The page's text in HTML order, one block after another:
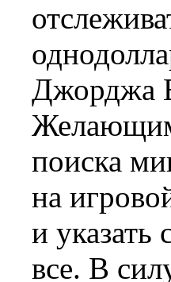
Джорджа
Желающим
поиска
на
и указать
все. В